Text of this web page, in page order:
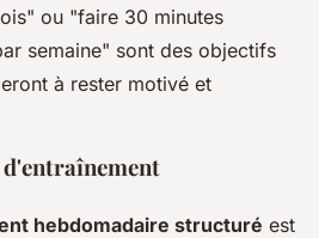
ou "faire 30 minutes
semaine" sont des objectifs
à rester motivé et
hebdomadaire structuré est